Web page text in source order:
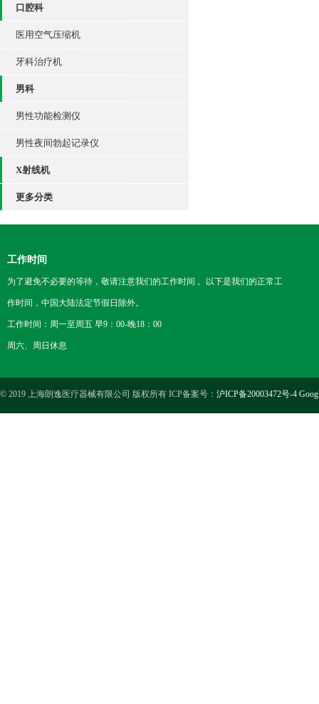
口腔科
医用空气压缩机
牙科治疗机
男科
男性功能检测仪
男性夜间勃起记录仪
X射线机
更多分类
工作时间
为了避免不必要的等待，敬请注意我们的工作时间 。以下是我们的正常工
作时间，中国大陆法定节假日除外。
工作时间：周一至周五 早9：00-晚18：00
周六、周日休息
© 2019 上海朗逸医疗器械有限公司 版权所有 ICP备案号： 沪ICP备20003472号-4